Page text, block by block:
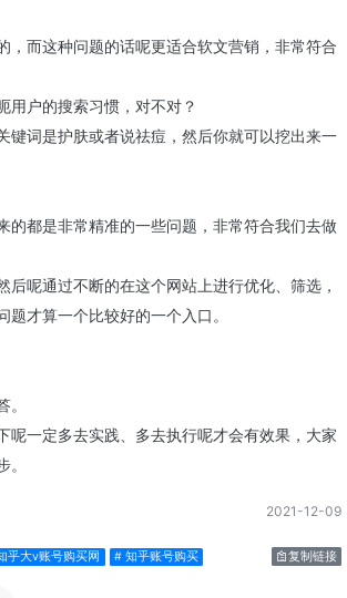
而这种问题的话呢更适合软文营销，非常符合
用户的搜索习惯，对不对？
键词是护肤或者说祛痘，然后你就可以挖出来一
的都是非常精准的一些问题，非常符合我们去做
呢通过不断的在这个网站上进行优化、筛选，
才算一个比较好的一个入口。
一定多去实践、多去执行呢才会有效果，大家
2021-12-09
乎大v账号购买网 # 知乎账号购买 复制链接